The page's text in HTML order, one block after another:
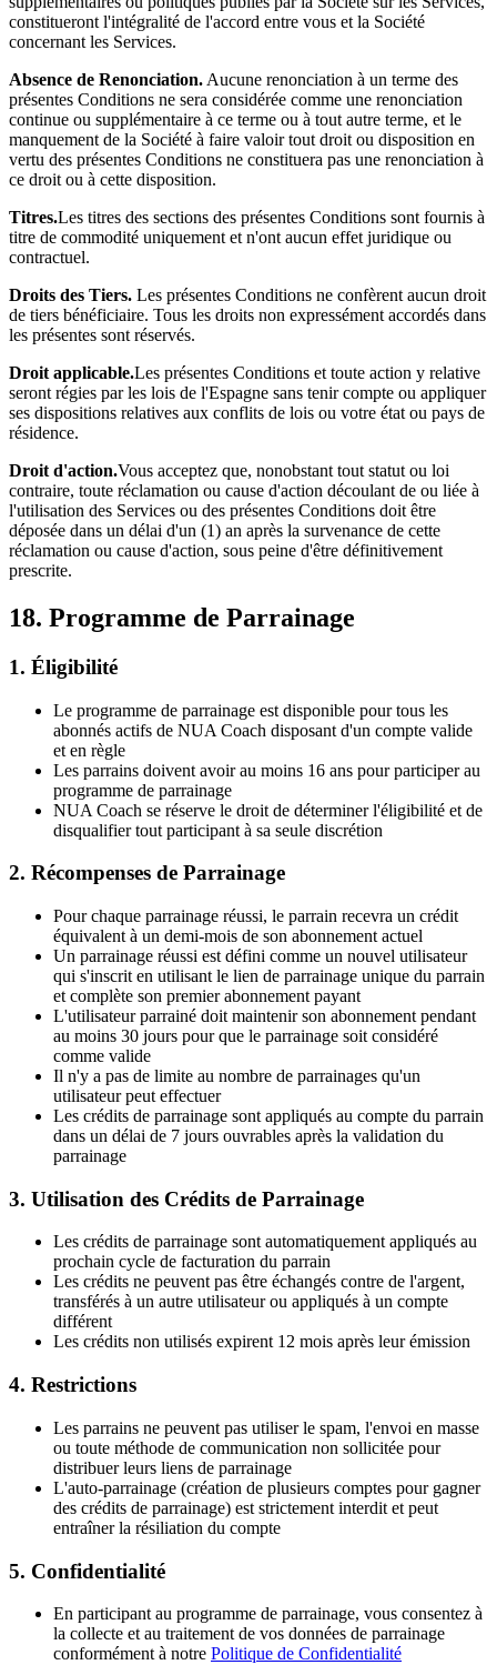
constitueront l'intégralité de l'accord entre vous et la Société
concernant les Services.
Absence de Renonciation. Aucune renonciation à un terme des
présentes Conditions ne sera considérée comme une renonciation
continue ou supplémentaire à ce terme ou à tout autre terme, et le
manquement de la Société à faire valoir tout droit ou disposition en
vertu des présentes Conditions ne constituera pas une renonciation à
ce droit ou à cette disposition.
Titres.Les titres des sections des présentes Conditions sont fournis à
titre de commodité uniquement et n'ont aucun effet juridique ou
contractuel.
Droits des Tiers. Les présentes Conditions ne confèrent aucun droit
de tiers bénéficiaire. Tous les droits non expressément accordés dans
les présentes sont réservés.
Droit applicable.Les présentes Conditions et toute action y relative
seront régies par les lois de l'Espagne sans tenir compte ou appliquer
ses dispositions relatives aux conflits de lois ou votre état ou pays de
résidence.
Droit d'action.Vous acceptez que, nonobstant tout statut ou loi
contraire, toute réclamation ou cause d'action découlant de ou liée à
l'utilisation des Services ou des présentes Conditions doit être
déposée dans un délai d'un (1) an après la survenance de cette
réclamation ou cause d'action, sous peine d'être définitivement
prescrite.
18. Programme de Parrainage
1. Éligibilité
Le programme de parrainage est disponible pour tous les
abonnés actifs de NUA Coach disposant d'un compte valide
et en règle
Les parrains doivent avoir au moins 16 ans pour participer au
programme de parrainage
NUA Coach se réserve le droit de déterminer l'éligibilité et de
disqualifier tout participant à sa seule discrétion
2. Récompenses de Parrainage
Pour chaque parrainage réussi, le parrain recevra un crédit
équivalent à un demi-mois de son abonnement actuel
Un parrainage réussi est défini comme un nouvel utilisateur
qui s'inscrit en utilisant le lien de parrainage unique du parrain
et complète son premier abonnement payant
L'utilisateur parrainé doit maintenir son abonnement pendant
au moins 30 jours pour que le parrainage soit considéré
comme valide
Il n'y a pas de limite au nombre de parrainages qu'un
utilisateur peut effectuer
Les crédits de parrainage sont appliqués au compte du parrain
dans un délai de 7 jours ouvrables après la validation du
parrainage
3. Utilisation des Crédits de Parrainage
Les crédits de parrainage sont automatiquement appliqués au
prochain cycle de facturation du parrain
Les crédits ne peuvent pas être échangés contre de l'argent,
transférés à un autre utilisateur ou appliqués à un compte
différent
Les crédits non utilisés expirent 12 mois après leur émission
4. Restrictions
Les parrains ne peuvent pas utiliser le spam, l'envoi en masse
ou toute méthode de communication non sollicitée pour
distribuer leurs liens de parrainage
L'auto-parrainage (création de plusieurs comptes pour gagner
des crédits de parrainage) est strictement interdit et peut
entraîner la résiliation du compte
5. Confidentialité
En participant au programme de parrainage, vous consentez à
la collecte et au traitement de vos données de parrainage
conformément à notre Politique de Confidentialité